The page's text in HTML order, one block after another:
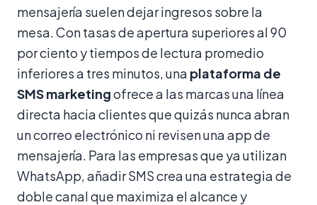
mensajería suelen dejar ingresos sobre la
mesa. Con tasas de apertura superiores al 90
por ciento y tiempos de lectura promedio
inferiores a tres minutos, una plataforma de
SMS marketingofrece a las marcas una línea
directa hacia clientes que quizás nunca abran
un correo electrónico ni revisen una app de
mensajería. Para las empresas que ya utilizan
WhatsApp, añadir SMS crea una estrategia de
doble canal que maximiza el alcance y